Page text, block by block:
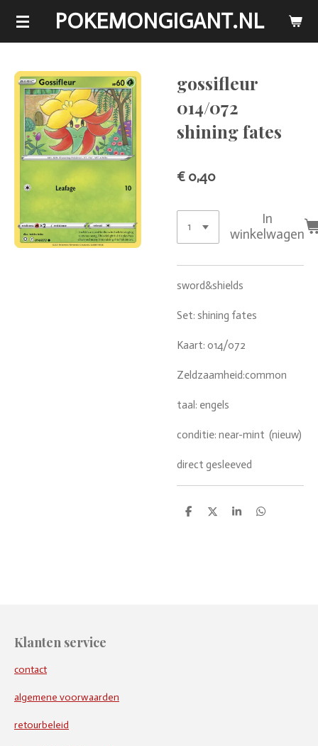
Ga
de
hoofdinhoud
POKEMONGIGANT.NL
gossifleur
014/072
shining fates
€ 0,40
In
winkelwagen
sword&shields
Set: shining fates
Kaart: 014/072
Zeldzaamheid:common
taal: engels
conditie: near-mint (nieuw)
direct gesleeved
D
D
S
D
Klanten service
contact
algemene voorwaarden
retourbeleid